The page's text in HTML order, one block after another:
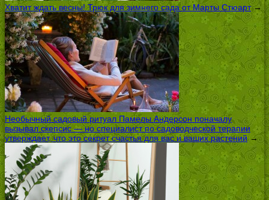
Хватит ждать весны! Трюк для зимнего сада от Марты Стюарт→
Необычный садовый ритуал Памелы Андерсон поначалу
вызывал скепсис — но специалист по садоводческой терапии
утверждает, что это секрет счастья для вас и ваших растений→